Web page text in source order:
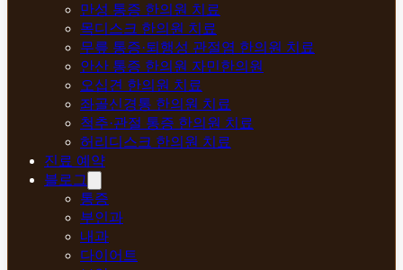
만성 통증 한의원 치료
목디스크 한의원 치료
무릎 통증·퇴행성 관절염 한의원 치료
안산 통증 한의원 자민한의원
오십견 한의원 치료
좌골신경통 한의원 치료
척추·관절 통증 한의원 치료
허리디스크 한의원 치료
진료 예약
블로그
통증
부인과
내과
다이어트